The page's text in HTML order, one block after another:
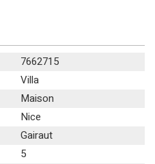
7662715
Villa
Maison
Nice
Gairaut
5